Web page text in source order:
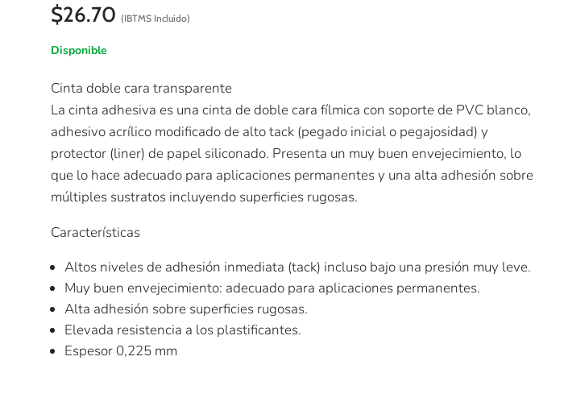
$26.70 (IBTMS Incluido)
Disponible
Cinta doble cara transparente
La cinta adhesiva es una cinta de doble cara fílmica con soporte de PVC blanco,
adhesivo acrílico modificado de alto tack (pegado inicial o pegajosidad) y
protector (liner) de papel siliconado. Presenta un muy buen envejecimiento, lo
que lo hace adecuado para aplicaciones permanentes y una alta adhesión sobre
múltiples sustratos incluyendo superficies rugosas.
Características
Altos niveles de adhesión inmediata (tack) incluso bajo una presión muy leve.
Muy buen envejecimiento: adecuado para aplicaciones permanentes.
Alta adhesión sobre superficies rugosas.
Elevada resistencia a los plastificantes.
Espesor 0,225 mm